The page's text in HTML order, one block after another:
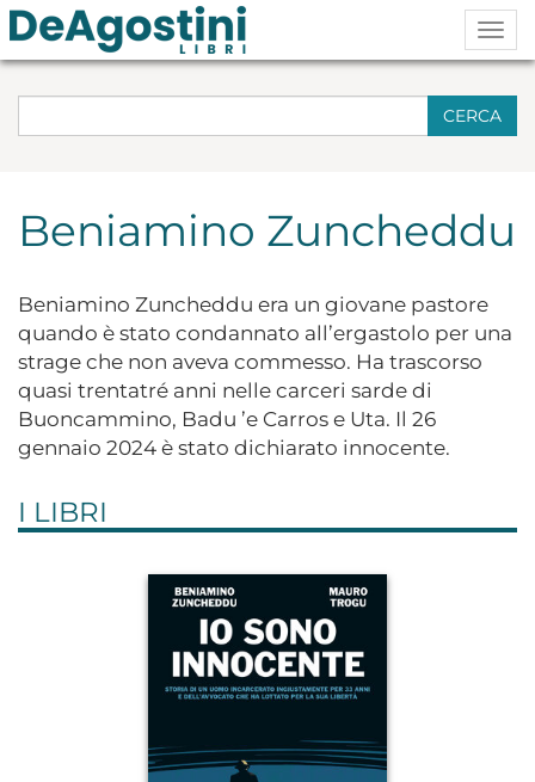
CERCA
Beniamino Zuncheddu
Beniamino Zuncheddu era un giovane pastore
quando è stato condannato all’ergastolo per una
strage che non aveva commesso. Ha trascorso
quasi trentatré anni nelle carceri sarde di
Buoncammino, Badu ’e Carros e Uta. Il 26
gennaio 2024 è stato dichiarato innocente.
I LIBRI